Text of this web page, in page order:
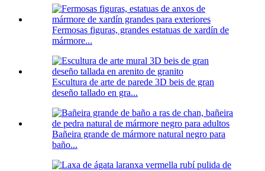
Fermosas figuras, grandes estatuas de xardín de
mármore...
Escultura de arte de parede 3D beis de gran
deseño tallado en gra...
Bañeira grande de mármore natural negro para
baño...